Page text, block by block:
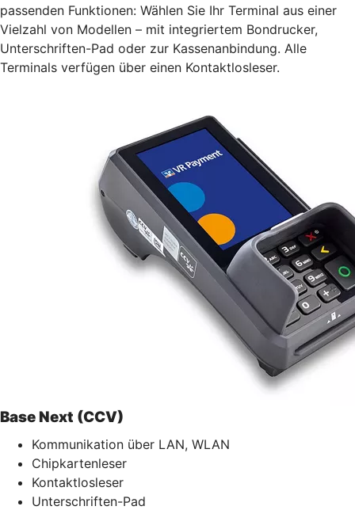
passenden Funktionen: Wählen Sie Ihr Terminal aus einer
Vielzahl von Modellen – mit integriertem Bondrucker,
Unterschriften-Pad oder zur Kassenanbindung. Alle
Terminals verfügen über einen Kontaktlosleser.
Base Next (CCV)
Kommunikation über LAN, WLAN
Chipkartenleser
Kontaktlosleser
Unterschriften-Pad